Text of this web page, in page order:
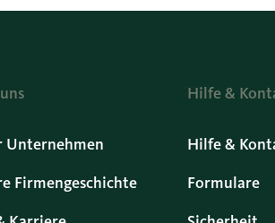
Unternehmen
Firmengeschichte
Hilfe &
Hilfe &
Formulare